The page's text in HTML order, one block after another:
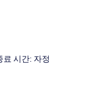
시간: 자정